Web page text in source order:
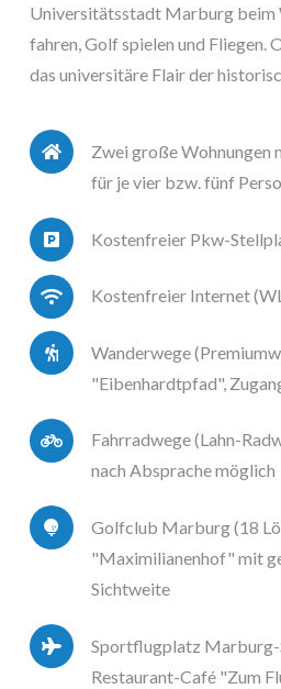
Universitätsstadt Marburg beim
fahren, Golf spielen und Fliegen.
das universitäre Flair der
Zwei große Wohnungen
für je vier bzw. fünf
Kostenfreier Pkw-
Kostenfreier Internet
Wanderwege
"Eibenhardtpfad",
Fahrradwege (Lahn-
nach Absprache möglich
Golfclub Marburg (18
"Maximilianenhof" mit
Sichtweite
Sportflugplatz Marburg-
Restaurant-Café "Zum